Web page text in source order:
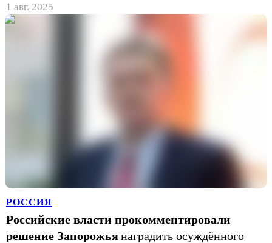
1 авг. 2025
РОССИЯ
Российские власти прокомментировали
решение Запорожьянаградить осуждённого